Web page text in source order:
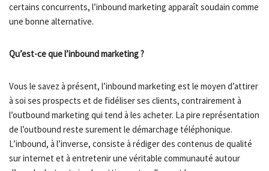
certains concurrents, l’inbound marketing apparaît soudain comme
une bonne alternative.
Qu’est-ce que l’inbound marketing ?
Vous le savez à présent, l’inbound marketing est le moyen d’attirer
à soi ses prospects et de fidéliser ses clients, contrairement à
l’outbound marketing qui tend à les acheter. La pire représentation
de l’outbound reste surement le démarchage téléphonique.
L’inbound, à l’inverse, consiste à rédiger des contenus de qualité
sur internet et à entretenir une véritable communauté autour